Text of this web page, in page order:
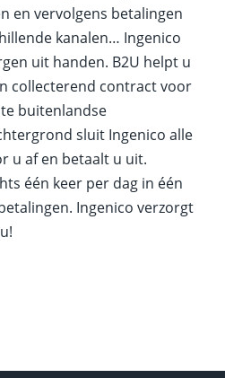
en vervolgens betalingen
kanalen… Ingenico
uit handen. B2U helpt u
collecterend contract voor
buitenlandse
sluit Ingenico alle
u af en betaalt u uit.
één keer per dag in één
Ingenico verzorgt